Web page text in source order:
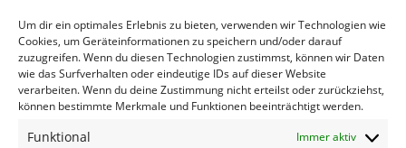
Um dir ein optimales Erlebnis zu bieten, verwenden wir Technologien wie
Cookies, um Geräteinformationen zu speichern und/oder darauf
zuzugreifen. Wenn du diesen Technologien zustimmst, können wir Daten
wie das Surfverhalten oder eindeutige IDs auf dieser Website
verarbeiten. Wenn du deine Zustimmung nicht erteilst oder zurückziehst,
können bestimmte Merkmale und Funktionen beeinträchtigt werden.
Funktional Immer aktiv
Mehr Laden Folgen